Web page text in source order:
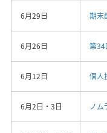
6月29日 期末
6月26日 第34
6月12日 個人
6月2日・3日 ノム